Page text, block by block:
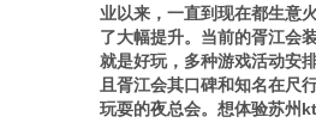
业以来，一直到现在都生意
了大幅提升。当前的胥江会
就是好玩，多种游戏活动安
且胥江会其口碑和知名在尺
玩耍的夜总会。想体验苏州